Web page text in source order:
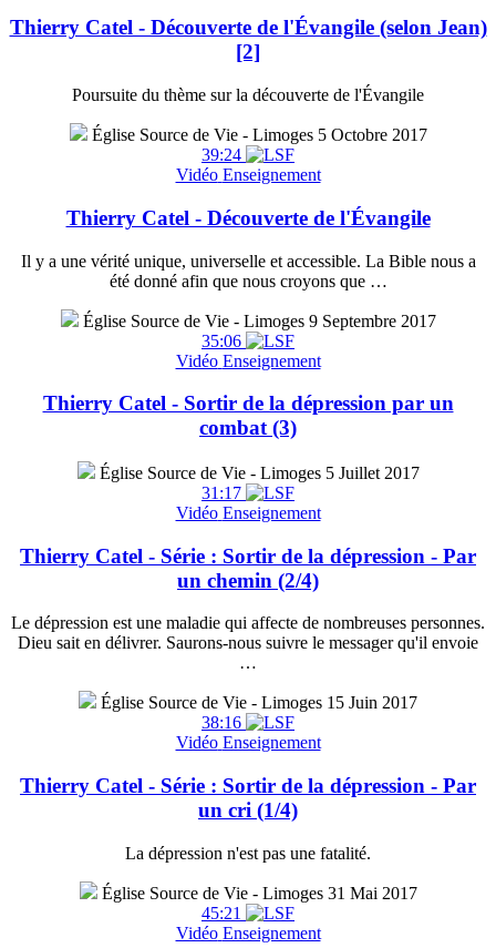
Thierry Catel - Découverte de l'Évangile (selon Jean)
[2]
Poursuite du thème sur la découverte de l'Évangile
Église Source de Vie - Limoges 5 Octobre 2017
39:24
Vidéo Enseignement
Thierry Catel - Découverte de l'Évangile
Il y a une vérité unique, universelle et accessible. La Bible nous a
été donné afin que nous croyons que …
Église Source de Vie - Limoges 9 Septembre 2017
35:06
Vidéo Enseignement
Thierry Catel - Sortir de la dépression par un
combat (3)
Église Source de Vie - Limoges 5 Juillet 2017
31:17
Vidéo Enseignement
Thierry Catel - Série : Sortir de la dépression - Par
un chemin (2/4)
Le dépression est une maladie qui affecte de nombreuses personnes.
Dieu sait en délivrer. Saurons-nous suivre le messager qu'il envoie
…
Église Source de Vie - Limoges 15 Juin 2017
38:16
Vidéo Enseignement
Thierry Catel - Série : Sortir de la dépression - Par
un cri (1/4)
La dépression n'est pas une fatalité.
Église Source de Vie - Limoges 31 Mai 2017
45:21
Vidéo Enseignement